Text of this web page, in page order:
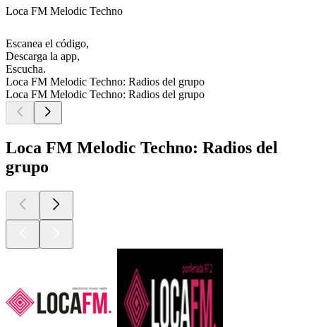
Loca FM Melodic Techno
Escanea el código,
Descarga la app,
Escucha.
Loca FM Melodic Techno: Radios del grupo
Loca FM Melodic Techno: Radios del grupo
Loca FM Melodic Techno: Radios del
grupo